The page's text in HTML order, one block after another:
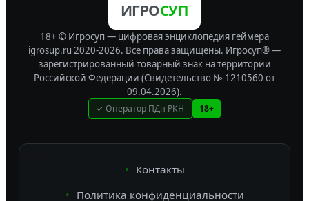
ИГРОСУП
18+ © Игросуп — цифровая энциклопедия геймера
igrosup.ru 2020-2026. Все права защищены. Игросуп® —
зарегистрированный товарный знак на территории
Российской Федерации (Свидетельство № 1210560 от
09.04.2026).
✓ Оператор ПДн РКН 18+
Контакты
Политика конфиденциальности